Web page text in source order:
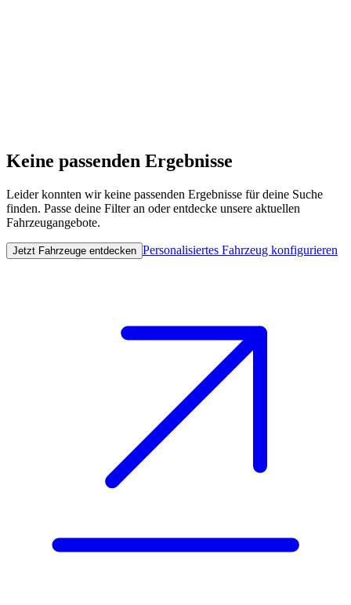
Keine passenden Ergebnisse
Leider konnten wir keine passenden Ergebnisse für deine Suche
finden. Passe deine Filter an oder entdecke unsere aktuellen
Fahrzeugangebote.
Jetzt Fahrzeuge entdecken Personalisiertes Fahrzeug konfigurieren